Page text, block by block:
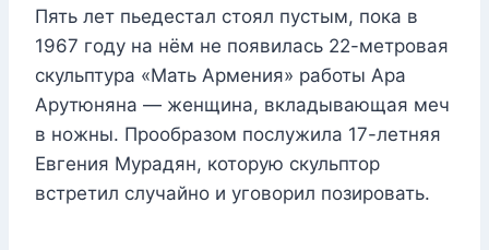
Пять лет пьедестал стоял пустым, пока в
1967 году на нём не появилась 22-метровая
скульптура «Мать Армения» работы Ара
Арутюняна — женщина, вкладывающая меч
в ножны. Прообразом послужила 17-летняя
Евгения Мурадян, которую скульптор
встретил случайно и уговорил позировать.